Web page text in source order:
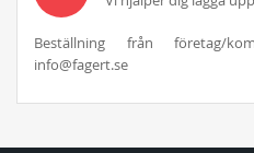
Beställning från företag/
info@fagert.se